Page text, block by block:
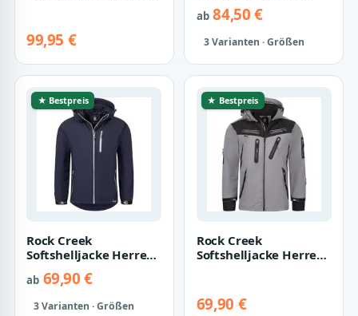
99,95 €
30A2647
ab84,50 €
3 Varianten · Größen
★ Bestpreis
Rock Creek
Softshelljacke Herren
Wanderjacke H-168
ab69,90 €
3 Varianten · Größen
★ Bestpreis
Rock Creek
Softshelljacke Herren
69,90 €